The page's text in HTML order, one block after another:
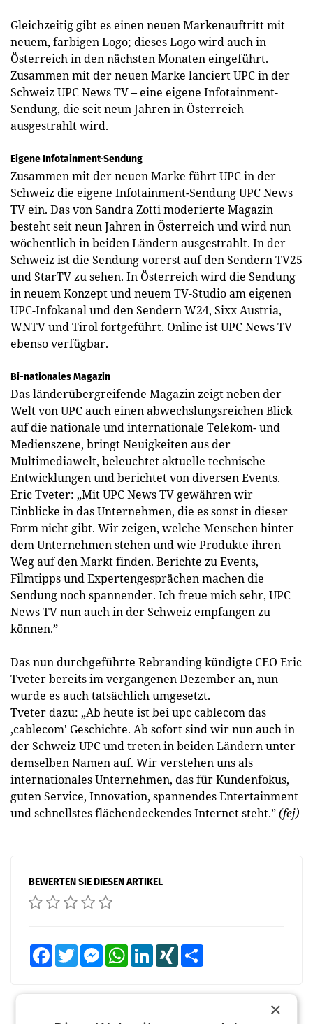
Gleichzeitig gibt es einen neuen Markenauftritt mit
neuem, farbigen Logo; dieses Logo wird auch in
Österreich in den nächsten Monaten eingeführt.
Zusammen mit der neuen Marke lanciert UPC in der
Schweiz UPC News TV – eine eigene Infotainment-
Sendung, die seit neun Jahren in Österreich
ausgestrahlt wird.
Eigene Infotainment-Sendung
Zusammen mit der neuen Marke führt UPC in der
Schweiz die eigene Infotainment-Sendung UPC News
TV ein. Das von Sandra Zotti moderierte Magazin
besteht seit neun Jahren in Österreich und wird nun
wöchentlich in beiden Ländern ausgestrahlt. In der
Schweiz ist die Sendung vorerst auf den Sendern TV25
und StarTV zu sehen. In Österreich wird die Sendung
in neuem Konzept und neuem TV-Studio am eigenen
UPC-Infokanal und den Sendern W24, Sixx Austria,
WNTV und Tirol fortgeführt. Online ist UPC News TV
ebenso verfügbar.
Bi-nationales Magazin
Das länderübergreifende Magazin zeigt neben der
Welt von UPC auch einen abwechslungsreichen Blick
auf die nationale und internationale Telekom- und
Medienszene, bringt Neuigkeiten aus der
Multimediawelt, beleuchtet aktuelle technische
Entwicklungen und berichtet von diversen Events.
Eric Tveter: „Mit UPC News TV ­gewähren wir
Einblicke in das Unternehmen, die es sonst in dieser
Form nicht gibt. Wir zeigen, welche Menschen hinter
dem Unternehmen stehen und wie Produkte ihren
Weg auf den Markt finden. Berichte zu Events,
Filmtipps und Expertengesprächen machen die
Sendung noch spannender. Ich freue mich sehr, UPC
News TV nun auch in der Schweiz empfangen zu
können.”
Das nun durchgeführte Re­branding kündigte CEO Eric
Tveter bereits im vergangenen Dezember an, nun
wurde es auch tatsächlich umgesetzt.
Tveter dazu: „Ab heute ist bei upc cablecom das
‚cablecom' Geschichte. Ab sofort sind wir nun auch in
der Schweiz UPC und treten in beiden Ländern unter
demselben Namen auf. Wir verstehen uns als
internationales Unternehmen, das für Kundenfokus,
guten Service, Innovation, spannendes Entertainment
und schnellstes flächendeckendes Internet steht.”(fej)
BEWERTEN SIE DIESEN ARTIKEL
FacebookTwitter MessengerWhatsAppLinkedInXING
×